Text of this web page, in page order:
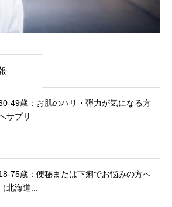
49歳：お肌のハリ・弾力が気になる方
サプリ...
75歳：便秘または下痢でお悩みの方へ
（北海道...